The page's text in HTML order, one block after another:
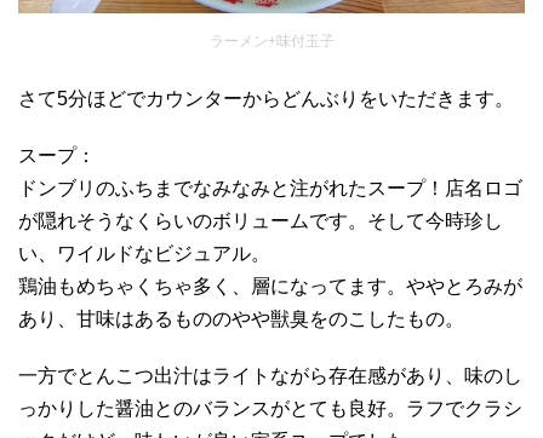
ラーメン+味付玉子
さて5分ほどでカウンターからどんぶりをいただきます。
スープ：
ドンブリのふちまでなみなみと注がれたスープ！店名ロゴ
が隠れそうなくらいのボリュームです。そして今時珍し
い、ワイルドなビジュアル。
鶏油もめちゃくちゃ多く、層になってます。ややとろみが
あり、甘味はあるもののやや獣臭をのこしたもの。
一方でとんこつ出汁はライトながら存在感があり、味のし
っかりした醤油とのバランスがとても良好。ラフでクラシ